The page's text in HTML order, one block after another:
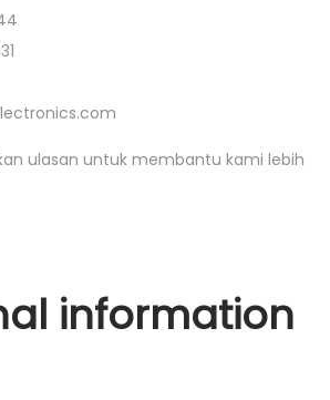
ulasan untuk membantu kami lebih
information